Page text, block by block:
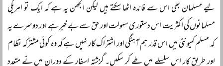
لیے مسلمان بھی اس سے فائدہ اٹھا سکتے ہیں لیکن الجھن یہ ہے کہ ایک تو امریکی
مسلمانوں کی اکثریت اس دستوری سہولت اور حق سے بے خبر ہے اور دوسرے یہ
کہ مسلم کمیونٹی میں اس قدر ہم آہنگی اور اشتراک کار نہیں ہے کہ وہ کوئی مشترکہ نظام
اور طریق کار اس سلسلے میں طے کر سکیں۔ گزشتہ اسفار کے دوران میں نے متعدد